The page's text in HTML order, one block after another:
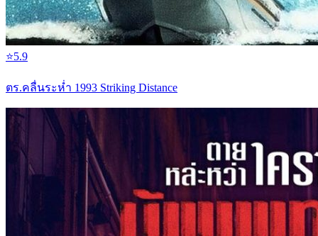
⭐5.9
ตร.คลื่นระห่ำ 1993 Striking Distance